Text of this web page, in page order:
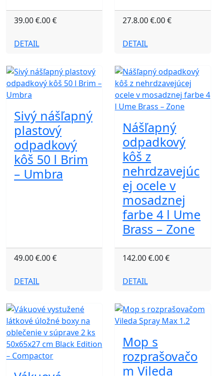
39.00 €.00 €
DETAIL
27.8.00 €.00 €
DETAIL
Sivý nášľapný
plastový
odpadkový
kôš 50 l Brim
– Umbra
49.00 €.00 €
DETAIL
Nášľapný
odpadkový
kôš z
nehrdzavejúc
ej ocele v
mosadznej
farbe 4 l Ume
Brass – Zone
142.00 €.00 €
DETAIL
Mop s
rozprašovačo
m Vileda